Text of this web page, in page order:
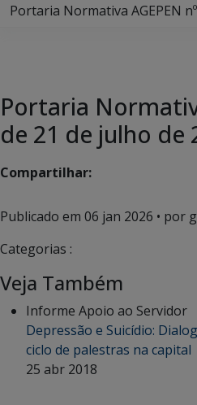
Portaria Normativa AGEPEN
Portaria
de 21 de julho de
Compartilhar:
Publicado em 06 jan 2026 • por
Categorias :
Veja Também
Informe Apoio ao Servidor
Depressão e Suicídio:
ciclo de palestras na capital
25 abr 2018